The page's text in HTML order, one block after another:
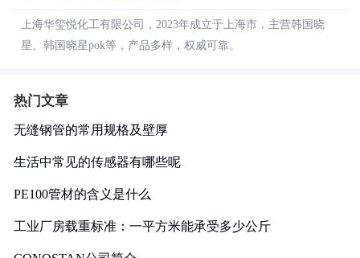
上海华玺悦化工有限公司，2023年成立于上海市，主营韩国晓
星、韩国晓星pok等，产品多样，权威可靠。
热门文章
无缝钢管的常用规格及壁厚
生活中常见的传感器有哪些呢
PE100管材的含义是什么
工业厂房载重标准：一平方米能承受多少公斤